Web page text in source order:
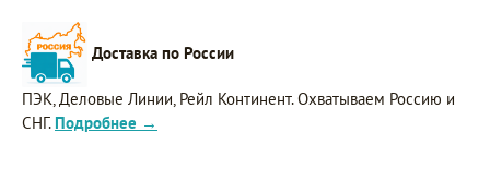
Доставка по России
ПЭК, Деловые Линии, Рейл Континент. Охватываем Россию и
СНГ. Подробнее →